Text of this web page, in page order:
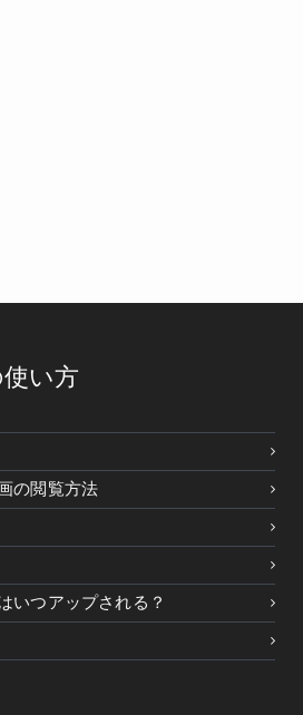
い方
の閲覧方法
いつアップされる？